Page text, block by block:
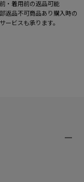
・着用前の返品可能
返品不可商品あり購入時の
ービスも承ります。